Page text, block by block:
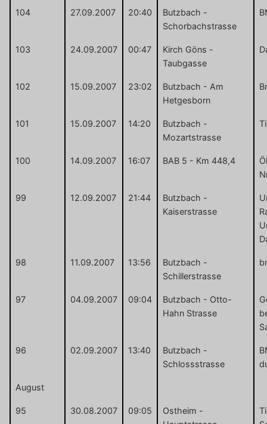
104 27.09.2007 20:40
Butzbach -
Schorbachstrasse
103 24.09.2007 00:47
Kirch Göns -
Taubgasse
102 15.09.2007 23:02
Butzbach - Am
Hetgesborn
101 15.09.2007 14:20
Butzbach -
Mozartstrasse
100 14.09.2007 16:07 BAB 5 - Km 448,4
99 12.09.2007 21:44
Butzbach -
Kaiserstrasse
98 11.09.2007 13:56
Butzbach -
Schillerstrasse
97 04.09.2007 09:04
Butzbach - Otto-
Hahn Strasse
96 02.09.2007 13:40
Butzbach -
Schlossstrasse
August
95 30.08.2007 09:05
Ostheim -